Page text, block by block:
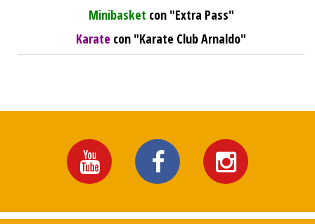
Minibasket con "Extra Pass"
Karate con "Karate Club Arnaldo"